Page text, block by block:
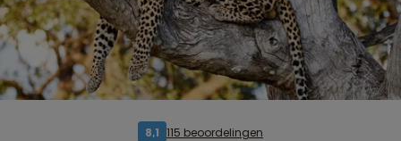
8,1 115 beoordelingen